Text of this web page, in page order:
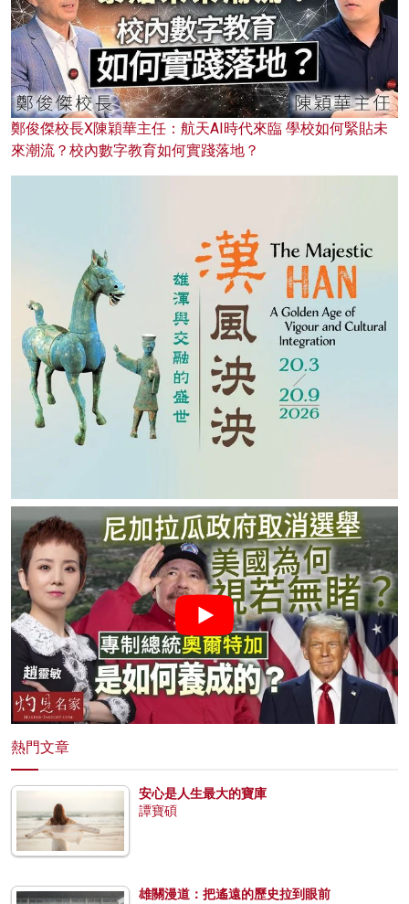
鄭俊傑校長X陳穎華主任：航天AI時代來臨 學校如何緊貼未
來潮流？校內數字教育如何實踐落地？
熱門文章
安心是人生最大的寶庫
譚寶碩
雄關漫道：把遙遠的歷史拉到眼前